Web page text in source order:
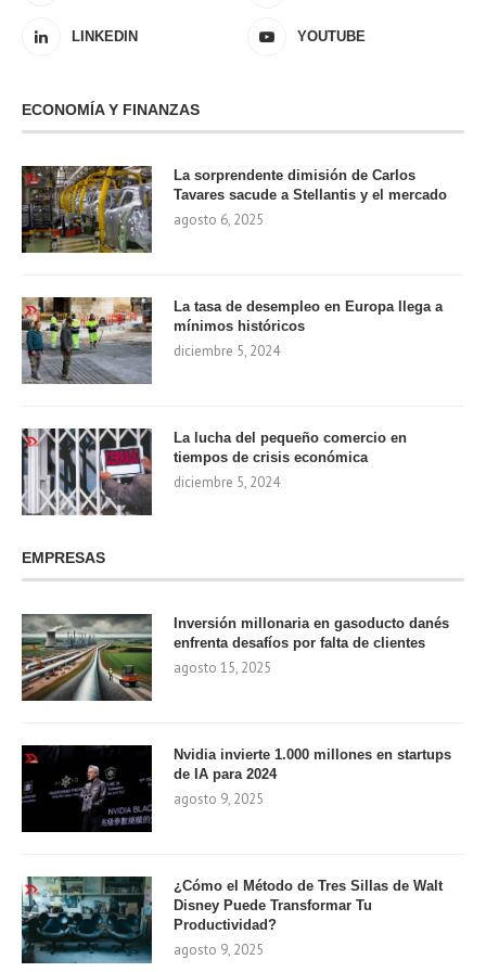
LINKEDIN YOUTUBE
ECONOMÍA Y FINANZAS
La sorprendente dimisión de Carlos
Tavares sacude a Stellantis y el mercado
agosto 6, 2025
La tasa de desempleo en Europa llega a
mínimos históricos
diciembre 5, 2024
La lucha del pequeño comercio en
tiempos de crisis económica
diciembre 5, 2024
EMPRESAS
Inversión millonaria en gasoducto danés
enfrenta desafíos por falta de clientes
agosto 15, 2025
Nvidia invierte 1.000 millones en startups
de IA para 2024
agosto 9, 2025
¿Cómo el Método de Tres Sillas de Walt
Disney Puede Transformar Tu
Productividad?
agosto 9, 2025